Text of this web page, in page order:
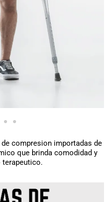
compresion importadas de
que brinda comodidad y
terapeutico.